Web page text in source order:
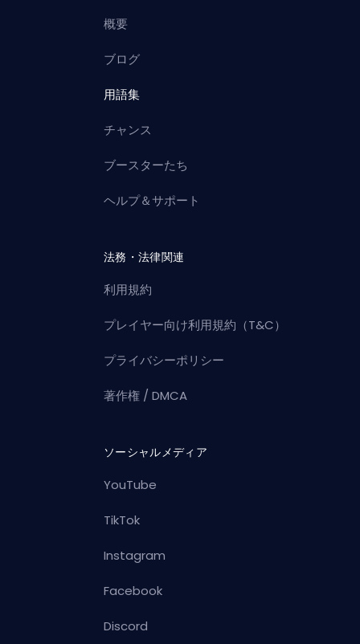
概要
ブログ
用語集
チャンス
ブースターたち
ヘルプ＆サポート
法務・法律関連
利用規約
プレイヤー向け利用規約（T&C）
プライバシーポリシー
著作権 / DMCA
ソーシャルメディア
YouTube
TikTok
Instagram
Facebook
Discord